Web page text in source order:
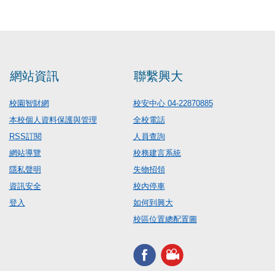
網站資訊
校園智財網
本校個人資料保護與管理
RSS訂閱
網站導覽
隱私聲明
資訊安全
登入
聯繫興大
校安中心 04-22870885
全校電話
人員查詢
校務建言系統
失物招領
校內停車
如何到興大
校區位置總配置圖